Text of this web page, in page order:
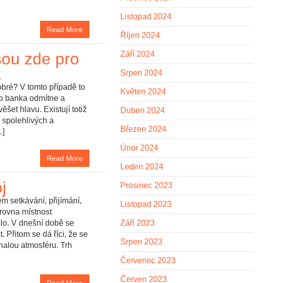
Read More
zde pro
V tomto případě to
banka odmítne a
hlavu. Existují totiž
a
Read More
setkávání, přijímání,
místnost
V dnešní době se
Přitom se dá říci, že se
atmosféru. Trh
Listopad 2024
Říjen 2024
Září 2024
Srpen 2024
Květen 2024
Duben 2024
Březen 2024
Únor 2024
Leden 2024
Prosinec 2023
Listopad 2023
Září 2023
Srpen 2023
Červenec 2023
Červen 2023